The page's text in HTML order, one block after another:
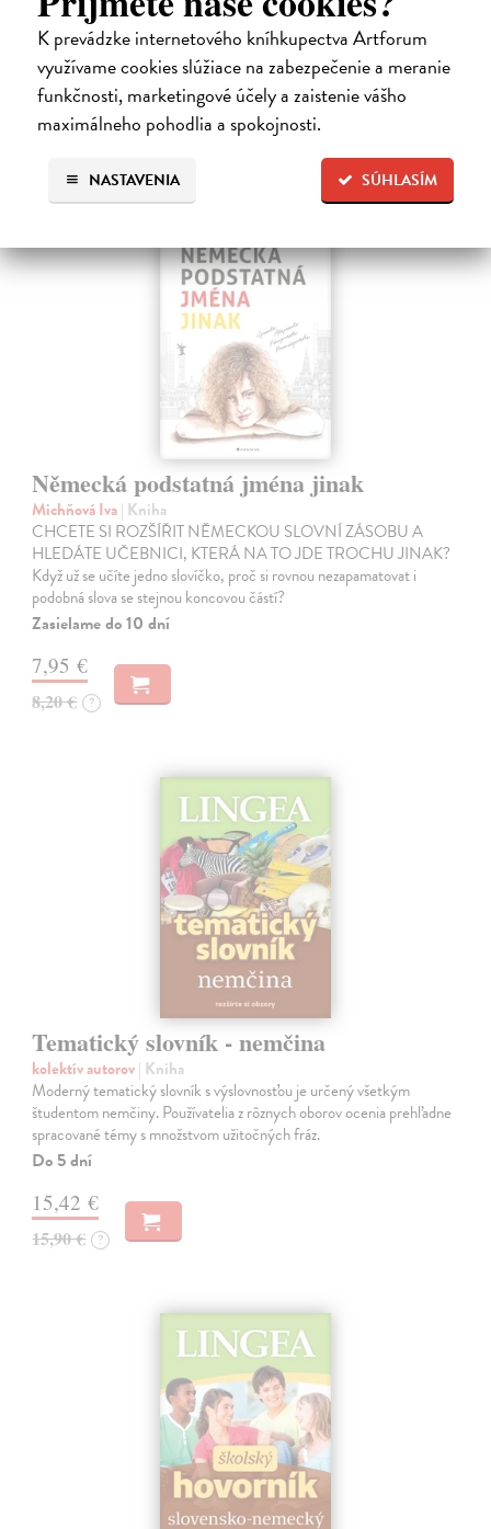
K prevádzke internetového kníhkupectva Artforum
využívame cookies slúžiace na zabezpečenie a meranie
funkčnosti, marketingové účely a zaistenie vášho
maximálneho pohodlia a spokojnosti.
SÚHLASÍM
NASTAVENIA
studií Filozofické fakulty Univerzity Karlovy. Tématem knihy jsou
centrální…
Zasielame do 12 dní
14,16 €
Německá podstatná jména jinak
Michňová Iva| Kniha
CHCETE SI ROZŠÍŘIT NĚMECKOU SLOVNÍ ZÁSOBU A
HLEDÁTE UČEBNICI, KTERÁ NA TO JDE TROCHU JINAK?
Když už se učíte jedno slovíčko, proč si rovnou nezapamatovat i
podobná slova se stejnou koncovou částí?
Zasielame do 10 dní
7,95 €
8,20 € ?
Tematický slovník - nemčina
kolektív autorov| Kniha
Moderný tematický slovník s výslovnosťou je určený všetkým
študentom nemčiny. Používatelia z rôznych oborov ocenia prehľadne
spracované témy s množstvom užitočných fráz.
Do 5 dní
15,42 €
15,90 € ?